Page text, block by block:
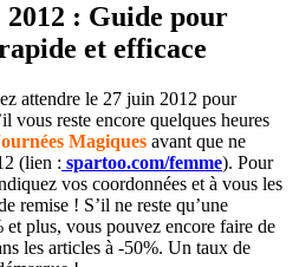
2012 : Guide pour
et efficace
attendre le 27 juin 2012 pour
vous reste encore quelques heures
Magiques avant que ne
(lien : spartoo.com/femme). Pour
vos coordonnées et à vous les
remise ! S’il ne reste qu’une
et plus, vous pouvez encore faire de
les articles à -50%. Un taux de